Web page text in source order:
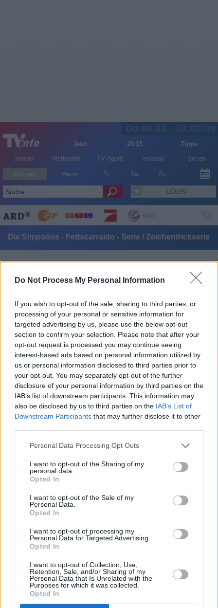
Do Not Process My Personal Information
If you wish to opt-out of the sale, sharing to third parties, or
processing of your personal or sensitive information for
targeted advertising by us, please use the below opt-out
section to confirm your selection. Please note that after your
opt-out request is processed you may continue seeing
interest-based ads based on personal information utilized by
us or personal information disclosed to third parties prior to
your opt-out. You may separately opt-out of the further
disclosure of your personal information by third parties on the
IAB’s list of downstream participants. This information may
also be disclosed by us to third parties on the IAB’s List of
Downstream Participants that may further disclose it to other
Personal Data Processing Opt Outs
I want to opt-out of the Sharing of my
personal data.
Opted In
I want to opt-out of the Sale of my
Personal Data.
Opted In
I want to opt-out of processing my
Personal Data for Targeted Advertising.
Opted In
I want to opt-out of Collection, Use,
Retention, Sale, and/or Sharing of my
Personal Data that Is Unrelated with the
Purposes for which it was collected.
Opted In
Jetzt 20:15
Tipps
Sender
Merkzettel TV-Agent Fußball Serien
Heute Fr Sa So
LOGIN
Alle Sender
Die Simpsons - Fettscarraldo - Serie / Zeichentrickserie
Fettscarraldo (USA,2017)